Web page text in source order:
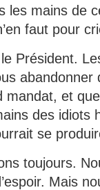
les mains de
faut pour
Président.
abandonner
mandat, et
des idiots
se
toujours.
Mais